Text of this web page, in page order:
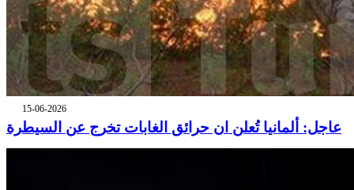
15-06-2026
عاجل: ألمانيا تُعلن ان حرائق الغابات تخرج عن السيطرة